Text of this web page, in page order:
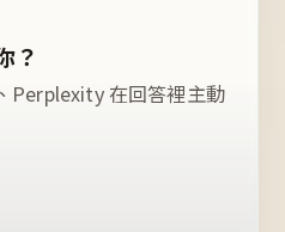
？
Perplexity 在回答裡主動